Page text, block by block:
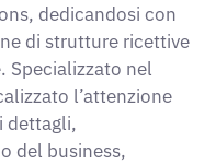
dedicandosi con
di strutture ricettive
Specializzato nel
l’attenzione
dettagli,
del business,